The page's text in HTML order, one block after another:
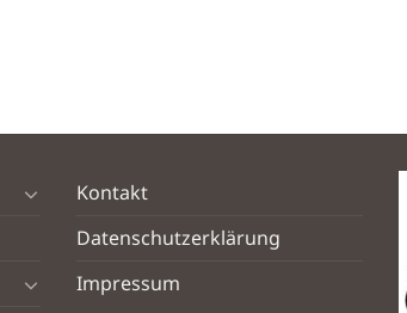
Kontakt
Datenschutzerklärung
Impressum